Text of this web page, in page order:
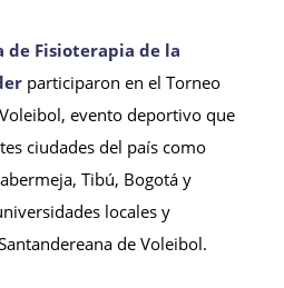
de Fisioterapia de la
participaron en el Torneo
evento deportivo que
ciudades del país como
Tibú, Bogotá y
locales y
de Voleibol.